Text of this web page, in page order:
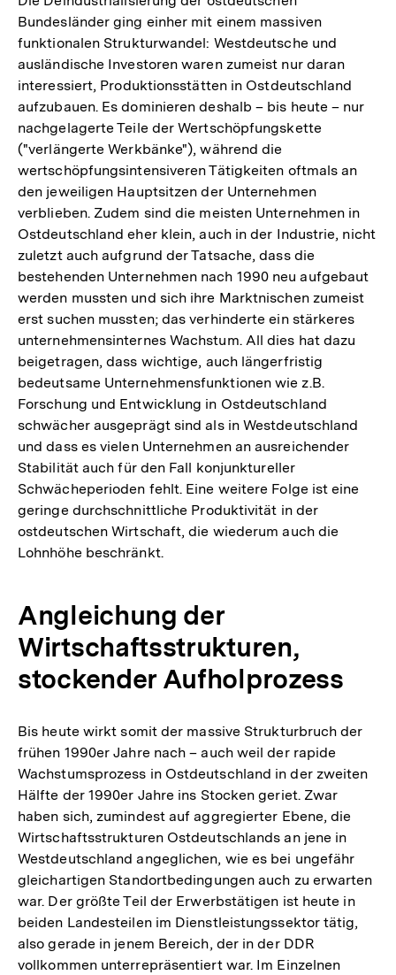
Bundesländer ging einher mit einem massiven
funktionalen Strukturwandel: Westdeutsche und
ausländische Investoren waren zumeist nur daran
interessiert, Produktionsstätten in Ostdeutschland
aufzubauen. Es dominieren deshalb – bis heute – nur
nachgelagerte Teile der Wertschöpfungskette
("verlängerte Werkbänke"), während die
wertschöpfungsintensiveren Tätigkeiten oftmals an
den jeweiligen Hauptsitzen der Unternehmen
verblieben. Zudem sind die meisten Unternehmen in
Ostdeutschland eher klein, auch in der Industrie, nicht
zuletzt auch aufgrund der Tatsache, dass die
bestehenden Unternehmen nach 1990 neu aufgebaut
werden mussten und sich ihre Marktnischen zumeist
erst suchen mussten; das verhinderte ein stärkeres
unternehmensinternes Wachstum. All dies hat dazu
beigetragen, dass wichtige, auch längerfristig
bedeutsame Unternehmensfunktionen wie z.B.
Forschung und Entwicklung in Ostdeutschland
schwächer ausgeprägt sind als in Westdeutschland
und dass es vielen Unternehmen an ausreichender
Stabilität auch für den Fall konjunktureller
Schwächeperioden fehlt. Eine weitere Folge ist eine
geringe durchschnittliche Produktivität in der
ostdeutschen Wirtschaft, die wiederum auch die
Lohnhöhe beschränkt.
Angleichung der
Wirtschaftsstrukturen,
stockender Aufholprozess
Bis heute wirkt somit der massive Strukturbruch der
frühen 1990er Jahre nach – auch weil der rapide
Wachstumsprozess in Ostdeutschland in der zweiten
Hälfte der 1990er Jahre ins Stocken geriet. Zwar
haben sich, zumindest auf aggregierter Ebene, die
Wirtschaftsstrukturen Ostdeutschlands an jene in
Westdeutschland angeglichen, wie es bei ungefähr
gleichartigen Standortbedingungen auch zu erwarten
war. Der größte Teil der Erwerbstätigen ist heute in
beiden Landesteilen im Dienstleistungssektor tätig,
also gerade in jenem Bereich, der in der DDR
vollkommen unterrepräsentiert war. Im Einzelnen